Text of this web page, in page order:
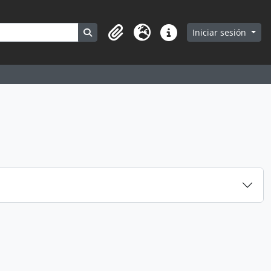
Search in browse page
Portapapeles
Idioma Enlaces rápidos
Iniciar sesión